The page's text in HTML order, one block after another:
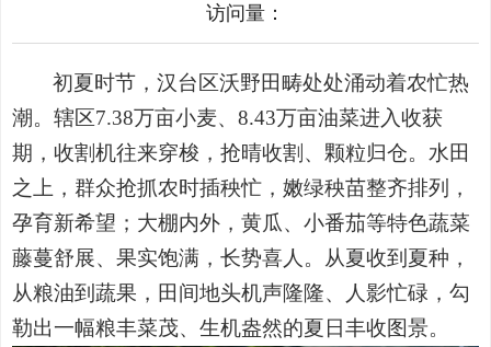
访问量：
初夏时节，汉台区沃野田畴处处涌动着农忙热
潮。辖区7.38万亩小麦、 8.43万亩油菜进入收获
期，收割机往来穿梭，抢晴收割、颗粒归仓。水田
之上，群众抢抓农时插秧忙，嫩绿秧苗整齐排列，
孕育新希望；大棚内外，黄瓜、小番茄等特色蔬菜
藤蔓舒展、果实饱满，长势喜人。从夏收到夏种，
从粮油到蔬果，田间地头机声隆隆、人影忙碌，勾
勒出一幅粮丰菜茂、生机盎然的夏日丰收图景。